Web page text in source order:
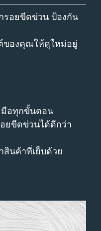
อยขีดข่วน ป้องกัน
องคุณให้ดูใหม่อยู่
มือทุกขั้นตอน
ยขีดข่วนได้ดีกว่า
สินค้าที่เย็บด้วย